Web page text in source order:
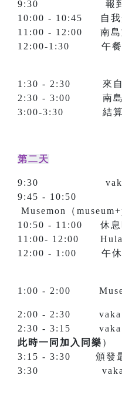
9:30 報到、
10:00 - 10:45 自我
11:00 - 12:00 南島
12:00-1:30 午餐
1:30 - 2:30 來自
2:30 - 3:00 南島文
3:00-3:30 結算
第二天
9:30 vaka 組
9:45 - 10:50
Musemon（
10:50 - 11:00 休息
11:00- 12:00 Hula
12:00 - 1:00 午休
1:00 - 2:00
2:00 - 2:30 vaka
2:30 - 3:15 vaka
此時一同加入同樂 ）
3:15 - 3:30 頒發最
3:30 vaka 組